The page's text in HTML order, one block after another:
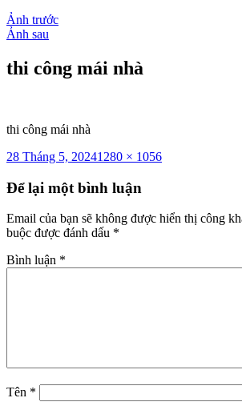
Ảnh trước
Ảnh sau
thi công mái nhà
thi công mái nhà
Đăng
ngày
28 Tháng 5, 2024Kích
đầy
1280 × 1056
Để lại một bình luận
Email của bạn sẽ không được hiển thị công
buộc được đánh dấu *
Bình luận *
Tên *